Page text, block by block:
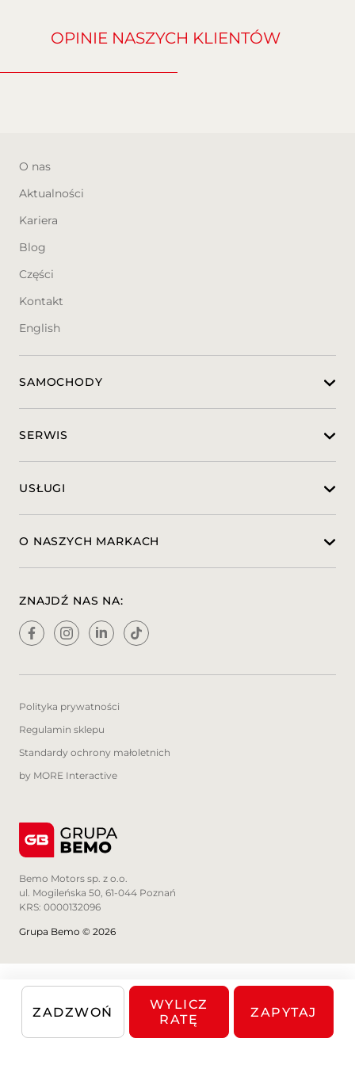
WYLICZ
RATĘ
ZAPYTAJ
ZADZWOŃ
OPINIE NASZYCH KLIENTÓW
O nas
Aktualności
Kariera
Blog
Części
Kontakt
English
Bemo Motors sp. z o.o.
ul. Mogileńska 50, 61-044 Poznań
KRS: 0000132096
ZNAJDŹ NAS NA:
SAMOCHODY
SERWIS
USŁUGI
O NASZYCH MARKACH
Grupa Bemo © 2026
Polityka prywatności
Regulamin sklepu
Standardy ochrony małoletnich
by MORE Interactive